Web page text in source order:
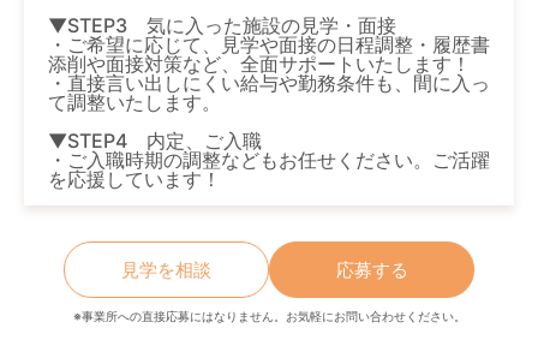
▼STEP3 気に入った施設の見学・面接
・ご希望に応じて、見学や面接の日程調整・履歴書
添削や面接対策など、全面サポートいたします！
・直接言い出しにくい給与や勤務条件も、間に入っ
て調整いたします。
▼STEP4 内定、ご入職
・ご入職時期の調整などもお任せください。ご活躍
を応援しています！
見学を相談 応募する
※事業所への直接応募にはなりません。お気軽にお問い合わせください。